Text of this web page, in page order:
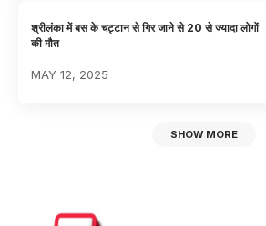
श्रीलंका में बस के चट्टान से गिर जाने से 20 से ज्यादा लोगों
की मौत
MAY 12, 2025
SHOW MORE